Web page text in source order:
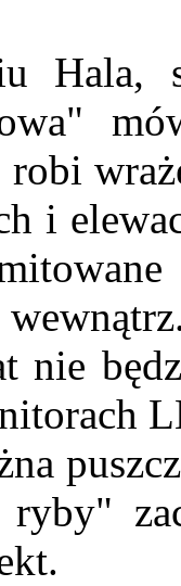
Hala,
i
nie
ryby"